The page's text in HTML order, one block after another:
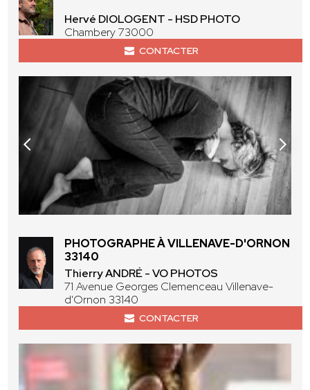
Hervé DIOLOGENT - HSD PHOTO
Chambery 73000
CONTACTER
PHOTOGRAPHE À VILLENAVE-D'ORNON
33140
Thierry ANDRÉ - VO PHOTOS
71 Avenue Georges Clemenceau Villenave-
d'Ornon 33140
CONTACTER